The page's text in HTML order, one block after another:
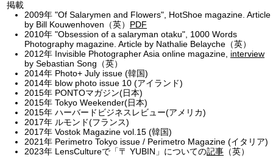
掲載
2009年 "Of Salarymen and Flowers", HotShoe magazine. Article
by Bill Kouwenhoven（英）
PDF
2010年 "Obsession of a salaryman otaku", 1000 Words
Photography magazine. Article by Nathalie Belayche（英）
2012年 Invisible Photographer Asia online magazine, interview
by Sebastian Song（英）
2014年 Photo+ July issue (韓国)
2014年 blow photo issue 10 (アイランド)
2015年 PONTOマガジン(日本)
2015年 Tokyo Weekender(日本)
2015年 ハーバードビジネスレビュー(アメリカ)
2017年 ルモンド(フランス)
2017年 Vostok Magazine vol.15 (韓国)
2021年 Perimetro Tokyo issue / Perimetro Magazine (イタリア)
2023年 LensCultureで「〒 YUBIN」についての記事 （英）